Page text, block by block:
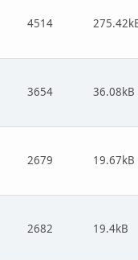
4514
3654 36.08kB
2679 19.67kB
2682 19.4kB